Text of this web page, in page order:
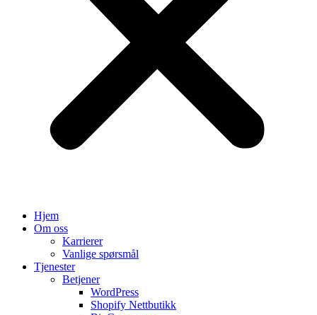
Hjem
Om oss
Karrierer
Vanlige spørsmål
Tjenester
Betjener
WordPress
Shopify Nettbutikk